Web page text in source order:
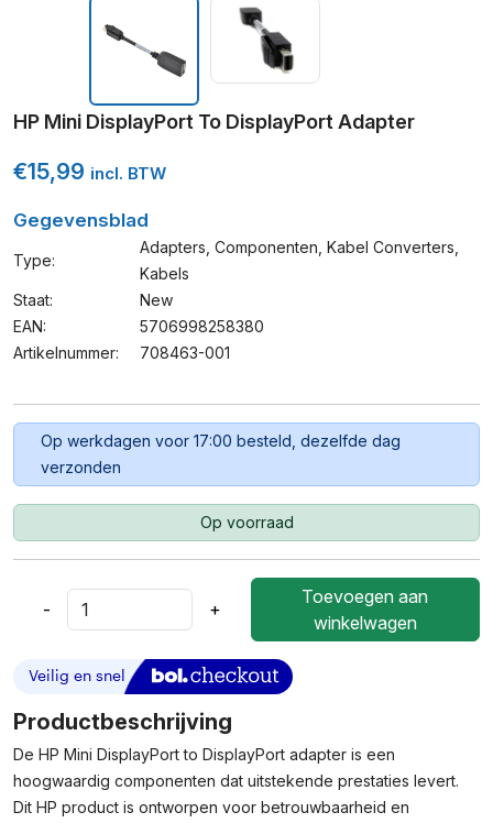
HP Mini DisplayPort To DisplayPort Adapter
€15,99 incl. BTW
Gegevensblad
Type:
Adapters Componenten Kabel Converters
Kabels
Staat:
New
EAN:
5706998258380
Artikelnummer:
708463-001
Op werkdagen voor 17:00 besteld, dezelfde dag
verzonden
Op voorraad
-
DisplayPort
DisplayPort
Adapter
Aantal
+
Toevoegen aan
winkelwagen
Productbeschrijving
De HP Mini DisplayPort to DisplayPort adapter is een
hoogwaardig componenten dat uitstekende prestaties levert.
Dit HP product is ontworpen voor betrouwbaarheid en